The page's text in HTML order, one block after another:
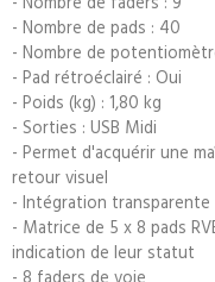
- Nombre de pads : 40
- Nombre de
- Pad rétroéclairé : Oui
- Poids (kg) : 1,80 kg
- Sorties : USB Midi
- Permet d'acquérir une
retour visuel
- Intégration
- Matrice de 5 x 8 pads
indication de leur statut
- 8 faders de voie